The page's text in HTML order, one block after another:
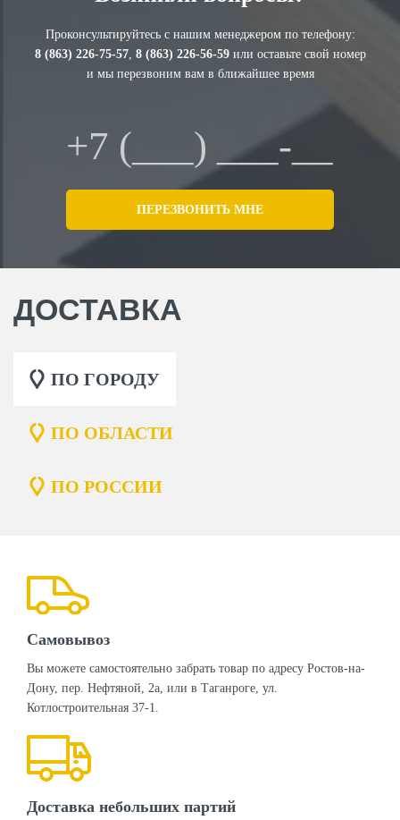
Проконсультируйтесь с нашим менеджером по телефону:
8 (863) 226-75-57, 8 (863) 226-56-59или оставьте свой номер
и мы перезвоним вам в ближайшее время
ДОСТАВКА
ПО ГОРОДУ
ПО ОБЛАСТИ
ПО РОССИИ
Самовывоз
Вы можете самостоятельно забрать товар по адресу Ростов-на-
Дону, пер. Нефтяной, 2а, или в Таганроге, ул.
Котлостроительная 37-1.
Доставка небольших партий
Нажимая кнопку "Отправить", я даю своё согласие на обработку моих
ОТПРАВИТЬ